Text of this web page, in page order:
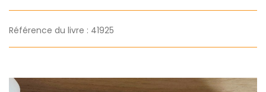
Référence du livre : 41925